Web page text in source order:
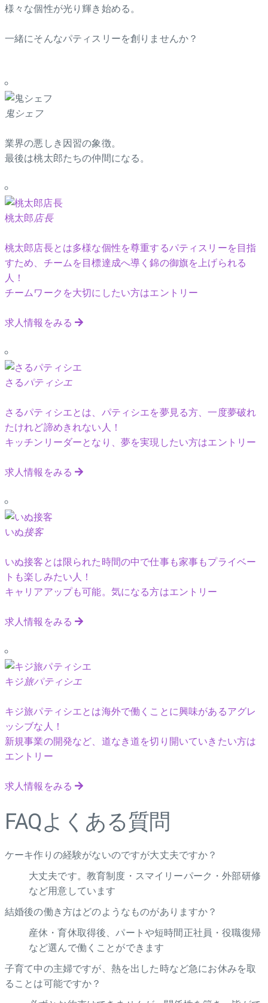
様々な個性が光り輝き始める。
一緒にそんなパティスリーを創りませんか？
鬼シェフ
業界の悪しき因習の象徴。
最後は桃太郎たちの仲間になる。
桃太郎店長
桃太郎店長とは多様な個性を尊重するパティスリーを目指
すため、チームを目標達成へ導く錦の御旗を上げられる
人！
チームワークを大切にしたい方はエントリー
求人情報をみる
さるパティシエ
さるパティシエとは、パティシエを夢見る方、一度夢破れ
たけれど諦めきれない人！
キッチンリーダーとなり、夢を実現したい方はエントリー
求人情報をみる
いぬ接客
いぬ接客とは限られた時間の中で仕事も家事もプライベー
トも楽しみたい人！
キャリアアップも可能。気になる方はエントリー
求人情報をみる
キジ旅パティシエ
キジ旅パティシエとは海外で働くことに興味があるアグレ
ッシブな人！
新規事業の開発など、道なき道を切り開いていきたい方は
エントリー
求人情報をみる
FAQよくある質問
ケーキ作りの経験がないのですが大丈夫ですか？
大丈夫です。教育制度・スマイリーパーク・外部研修
など用意しています
結婚後の働き方はどのようなものがありますか？
産休・育休取得後、パートや短時間正社員・役職復帰
など選んで働くことができます
子育て中の主婦ですが、熱を出した時など急にお休みを取
ることは可能ですか？